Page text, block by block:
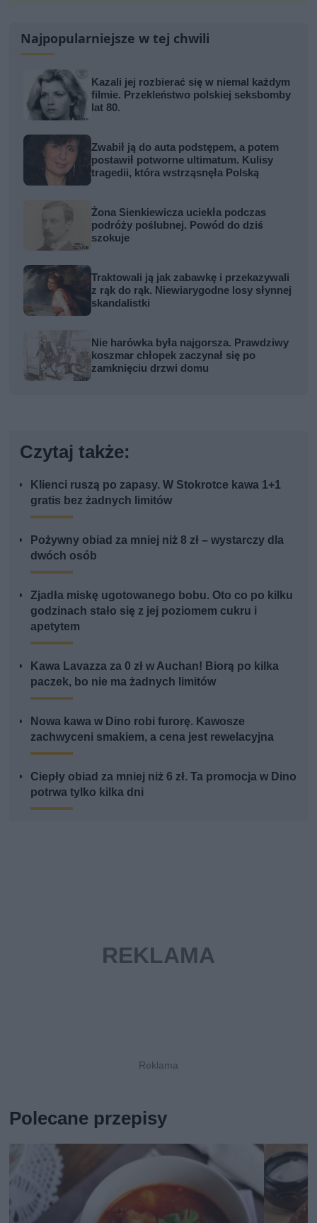
Najpopularniejsze w tej chwili
Kazali jej rozbierać się w niemal każdym
filmie. Przekleństwo polskiej seksbomby
lat 80.
Zwabił ją do auta podstępem, a potem
postawił potworne ultimatum. Kulisy
tragedii, która wstrząsnęła Polską
Żona Sienkiewicza uciekła podczas
podróży poślubnej. Powód do dziś
szokuje
Traktowali ją jak zabawkę i przekazywali
z rąk do rąk. Niewiarygodne losy słynnej
skandalistki
Nie harówka była najgorsza. Prawdziwy
koszmar chłopek zaczynał się po
zamknięciu drzwi domu
Czytaj także:
Klienci ruszą po zapasy. W Stokrotce kawa 1+1
gratis bez żadnych limitów
Pożywny obiad za mniej niż 8 zł – wystarczy dla
dwóch osób
Zjadła miskę ugotowanego bobu. Oto co po kilku
godzinach stało się z jej poziomem cukru i
apetytem
Kawa Lavazza za 0 zł w Auchan! Biorą po kilka
paczek, bo nie ma żadnych limitów
Nowa kawa w Dino robi furorę. Kawosze
zachwyceni smakiem, a cena jest rewelacyjna
Ciepły obiad za mniej niż 6 zł. Ta promocja w Dino
potrwa tylko kilka dni
Polecane przepisy